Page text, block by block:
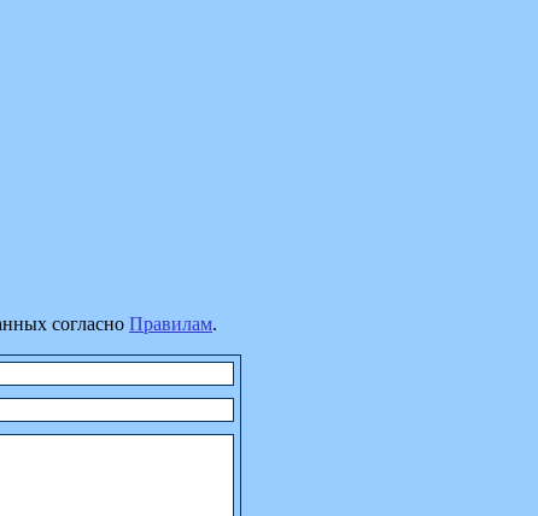
согласно Правилам.